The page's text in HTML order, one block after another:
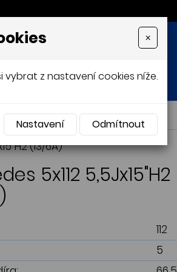
HLINÍKOVÉ DISKY
(13/6A)
5x112 5,5Jx15"H2
112
5
×
vybrat z nastavení cookies níže.
Nastavení Odmítnout